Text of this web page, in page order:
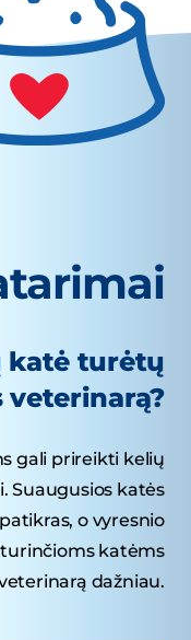
katė turėtų
veterinarą?
gali prireikti kelių
Suaugusios katės
o vyresnio
katėms
dažniau.